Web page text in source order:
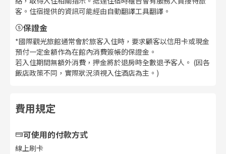
客。住宿提供的資訊可能經由自動翻譯工具翻譯。
保證金
*國際觀光旅館通常會於旅客入住時，要求顧客以信用卡或現金
預付一定金額作為在館內消費簽帳的保證金。
若入住期間無額外消費，押金將於退房時全數退予客人。 (因各
飯店政策不同，實際狀況須視入住酒店為主。)
費用規定
可使用的付款方式
線上刷卡